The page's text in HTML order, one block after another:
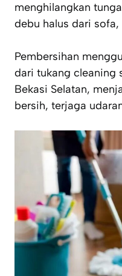
menghilangkan
debu halus dari sofa,
Pembersihan
dari tukang cleaning
Bekasi Selatan,
bersih, terjaga